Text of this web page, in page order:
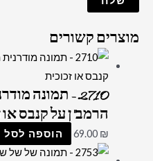
מוצרים קשורים
2710 – תמונה
הרמב"ן על קנבס או
69.00 ₪ הוספה לסל